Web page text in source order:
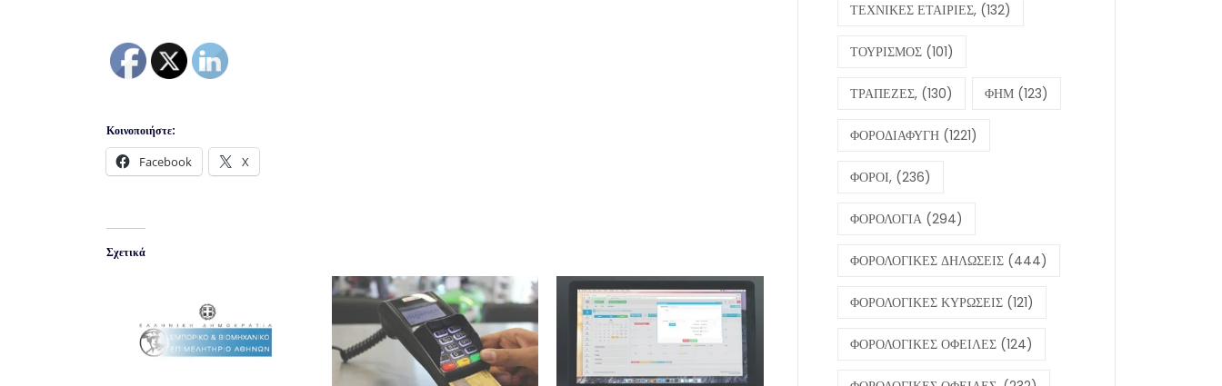
Κοινοποιήστε:
Facebook X
Σχετικά
ΤΕΧΝΙΚΕΣ ΕΤΑΙΡΙΕΣ, (132)
ΤΟΥΡΙΣΜΟΣ (101)
ΤΡΑΠΕΖΕΣ, (130) ΦΗΜ (123)
ΦΟΡΟΔΙΑΦΥΓΗ (1221)
ΦΟΡΟΙ, (236)
ΦΟΡΟΛΟΓΙΑ (294)
ΦΟΡΟΛΟΓΙΚΕΣ ΔΗΛΩΣΕΙΣ (444)
ΦΟΡΟΛΟΓΙΚΕΣ ΚΥΡΩΣΕΙΣ (121)
ΦΟΡΟΛΟΓΙΚΕΣ ΟΦΕΙΛΕΣ (124)